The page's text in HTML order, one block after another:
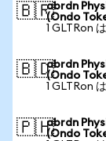
🇧🇷abrdn
(Ondo
1 GLTRon
🇧🇩abrdn
(Ondo
1 GLTRon
🇵🇭abrdn
(Ondo